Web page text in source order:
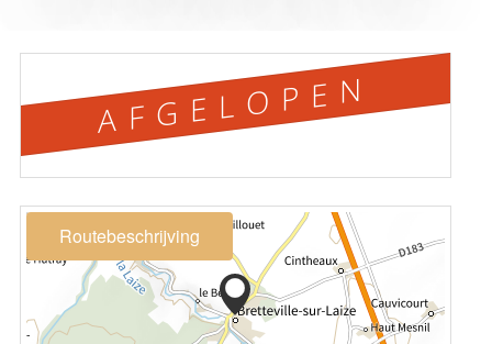
AFGELOPEN
Routebeschrijving